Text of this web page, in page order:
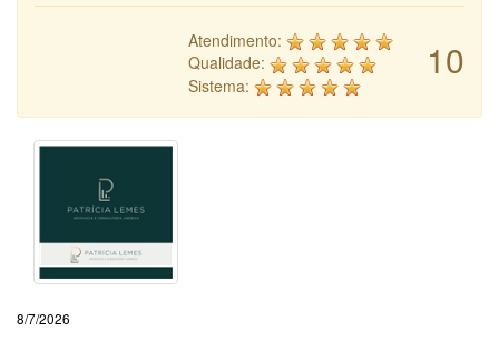
10
Atendimento:
Qualidade:
Sistema:
8/7/2026